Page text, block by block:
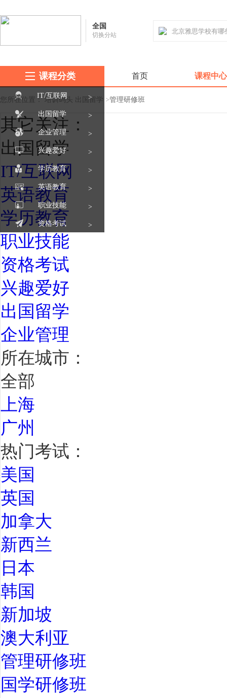
全国
切换分站
课程分类
IT/互联网 >
出国留学 >
企业管理 >
兴趣爱好 >
学历教育 >
英语教育 >
职业技能 >
资格考试 >
首页 课程中心
您所在位置：培训码头 出国留学 >管理研修班
其它关注：
出国留学
IT/互联网
英语教育
学历教育
职业技能
资格考试
兴趣爱好
出国留学
企业管理
所在城市：
全部
上海
广州
热门考试：
美国
英国
加拿大
新西兰
日本
韩国
新加坡
澳大利亚
管理研修班
国学研修班